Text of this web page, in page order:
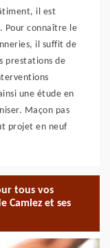
il est
Pour connaître le
il suffit de
prestations de
une étude en
Maçon pas
projet en neuf
tous vos
Camlez et ses